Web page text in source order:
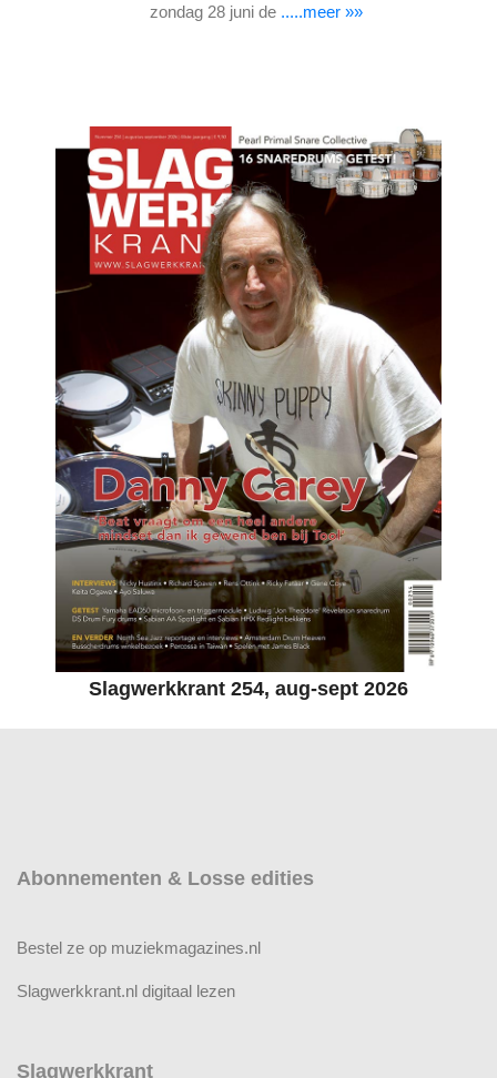
zondag 28 juni de .....meer »»
Slagwerkkrant 254, aug-sept 2026
Abonnementen & Losse edities
Bestel ze op muziekmagazines.nl
Slagwerkkrant.nl digitaal lezen
Slagwerkkrant